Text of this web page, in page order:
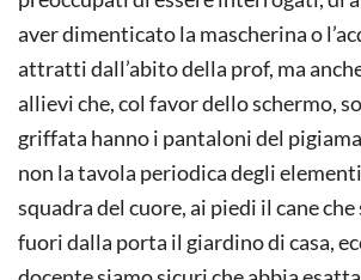
aver dimenticato la mascherina o
attratti dall’abito della prof, ma
allievi che, col favor dello schermo,
griffata hanno i pantaloni del
non la tavola periodica degli
squadra del cuore, ai piedi il cane
fuori dalla porta il giardino di casa,